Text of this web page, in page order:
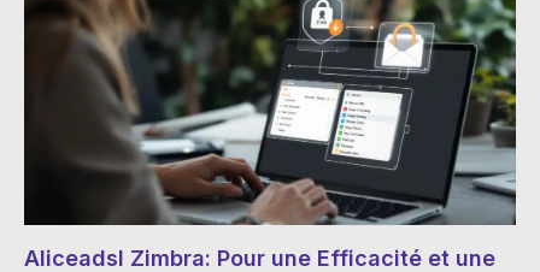
Aliceadsl Zimbra: Pour une Efficacité et une